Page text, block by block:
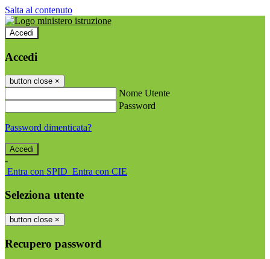
Salta al contenuto
Accedi
Accedi
button close ×
Nome Utente
Password
Password dimenticata?
-
Entra con SPID Entra con CIE
Seleziona utente
button close ×
Recupero password